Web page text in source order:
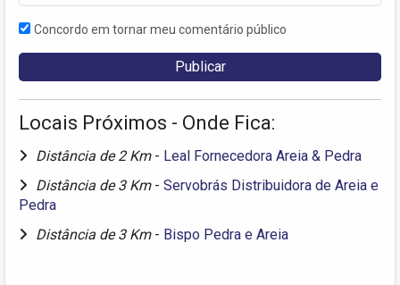
Concordo em tornar meu comentário público
Locais Próximos - Onde Fica:
Distância de 2 Km - Leal Fornecedora Areia & Pedra
Distância de 3 Km - Servobrás Distribuidora de Areia e
Pedra
Distância de 3 Km - Bispo Pedra e Areia